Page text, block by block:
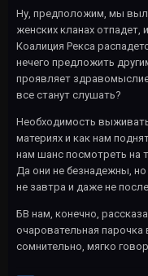
Ну, предположим, мы
женских кланах
Коалиция Рекса
нечего предложить
проявляет
все станут слушать?
Необходимость
материях и как нам
нам шанс посмотреть на
Да они не безнадежны, но
не завтра и даже не
БВ нам, конечно,
очаровательная парочка
сомнительно, мягко